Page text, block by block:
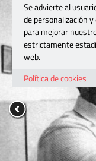
Se advierte al
de personalización
para mejorar
estrictamente
web.
Política de cookies